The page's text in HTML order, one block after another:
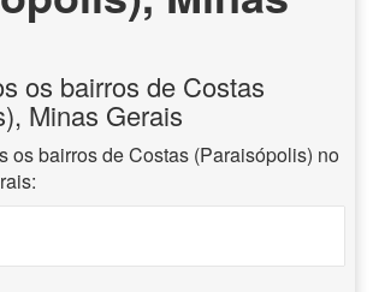
os bairros de Costas
Minas Gerais
os bairros de Costas (Paraisópolis) no